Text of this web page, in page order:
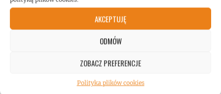
AKCEPTUJĘ
ODMÓW
ZOBACZ PREFERENCJE
Polityka plików cookies
ROCKMETAL F***T